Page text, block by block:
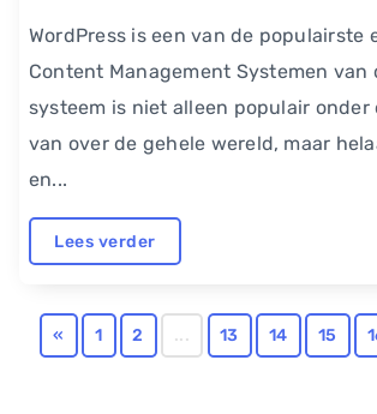
WordPress is een van de populairste
Content Management Systemen van
systeem is niet alleen populair onder
van over de gehele wereld, maar
en...
Lees verder
« 1 2 ... 13 14 15